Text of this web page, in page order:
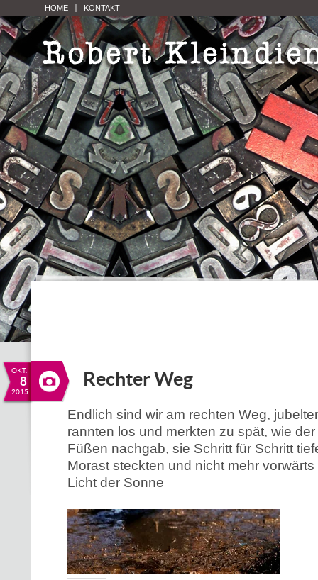
HOME KONTAKT
OKT.
8
2015
Rechter Weg
Endlich sind wir am rechten Weg,
rannten los und merkten zu spät, wie
Füßen nachgab, sie Schritt für Schritt
Morast steckten und nicht mehr
Licht der Sonne